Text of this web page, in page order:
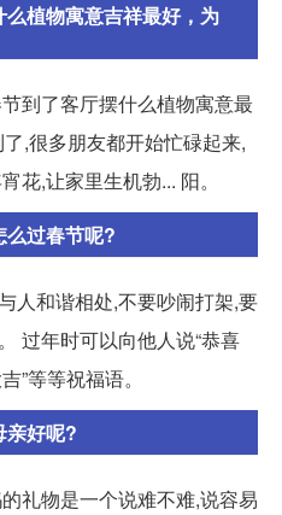
植物寓意吉祥最好，为
到了客厅摆什么植物寓意最
,很多朋友都开始忙碌起来,
花,让家里生机勃... 阳。
么过春节呢?
人和谐相处,不要吵闹打架,要
过年时可以向他人说“恭喜
”等等祝福语。
亲好呢?
礼物是一个说难不难,说容易